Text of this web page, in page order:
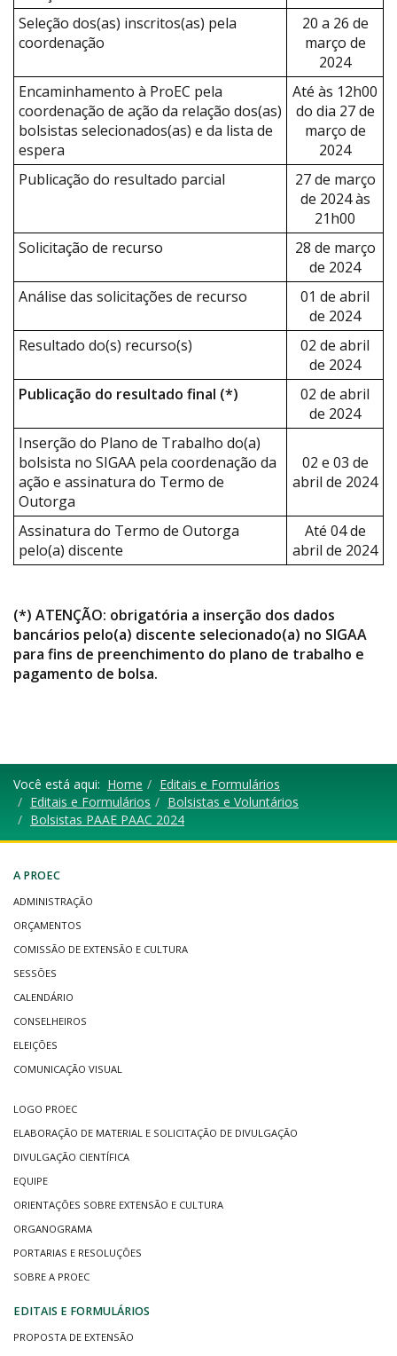
Seleção dos(as) inscritos(as) pela
coordenação
20 a 26 de
março de
2024
Encaminhamento à ProEC pela
coordenação de ação da relação dos(as)
bolsistas selecionados(as) e da lista de
espera
Até às 12h00
do dia 27 de
março de
2024
Publicação do resultado parcial
27 de março
de 2024 às
21h00
Solicitação de recurso
28 de março
de 2024
Análise das solicitações de recurso
01 de abril
de 2024
Resultado do(s) recurso(s)
02 de abril
de 2024
Publicação do resultado final (*)
02 de abril
de 2024
Inserção do Plano de Trabalho do(a)
bolsista no SIGAA pela coordenação da
ação e assinatura do Termo de
Outorga
02 e 03 de
abril de 2024
Assinatura do Termo de Outorga
pelo(a) discente
Até 04 de
abril de 2024
(*) ATENÇÃO: obrigatória a inserção dos dados
bancários pelo(a) discente selecionado(a) no SIGAA
para fins de preenchimento do plano de trabalho e
pagamento de bolsa.
Você está aqui: Home
Editais e Formulários
Editais e Formulários
Bolsistas e Voluntários
Bolsistas PAAE PAAC 2024
A PROEC
ADMINISTRAÇÃO
ORÇAMENTOS
COMISSÃO DE EXTENSÃO E CULTURA
SESSÕES
CALENDÁRIO
CONSELHEIROS
ELEIÇÕES
COMUNICAÇÃO VISUAL
LOGO PROEC
ELABORAÇÃO DE MATERIAL E SOLICITAÇÃO DE DIVULGAÇÃO
DIVULGAÇÃO CIENTÍFICA
EQUIPE
ORIENTAÇÕES SOBRE EXTENSÃO E CULTURA
ORGANOGRAMA
PORTARIAS E RESOLUÇÕES
SOBRE A PROEC
EDITAIS E FORMULÁRIOS
PROPOSTA DE EXTENSÃO